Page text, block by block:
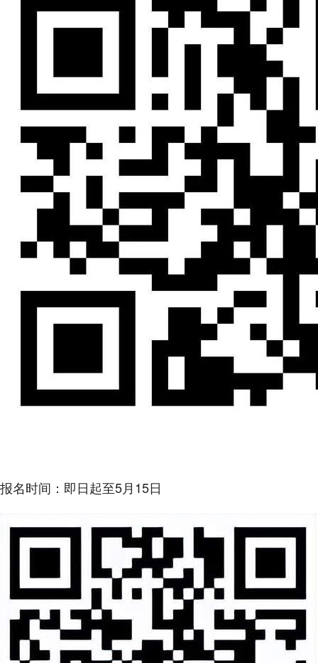
报名时间：即日起至5月15日